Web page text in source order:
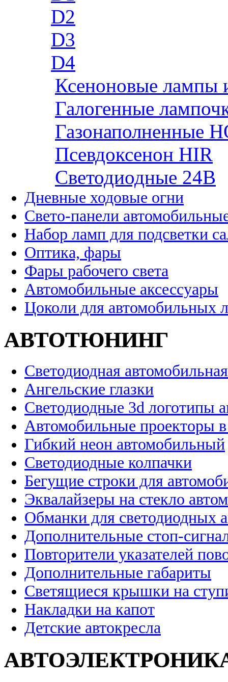
D2
D3
D4
Ксеноновые лампы
Галогенные
Газонаполненные
Псевдоксенон HIR
Cветодиодные 24B
Дневные ходовые огни
Свето-панели
Набор ламп для подсветки
Оптика, фары
Фары рабочего света
Автомобильные аксессуары
Цоколи для автомобильных
АВТОТЮНИНГ
Светодиодная
Ангельские глазки
Светодиодные 3d логотипы
Автомобильные проекторы
Гибкий неон автомобильный
Светодиодные колпачки
Бегущие строки для
Эквалайзеры на стекло
Обманки для светодиодных
Дополнительные стоп-
Повторители указателей
Дополнительные габариты
Светящиеся крышки на
Накладки на капот
Детские автокресла